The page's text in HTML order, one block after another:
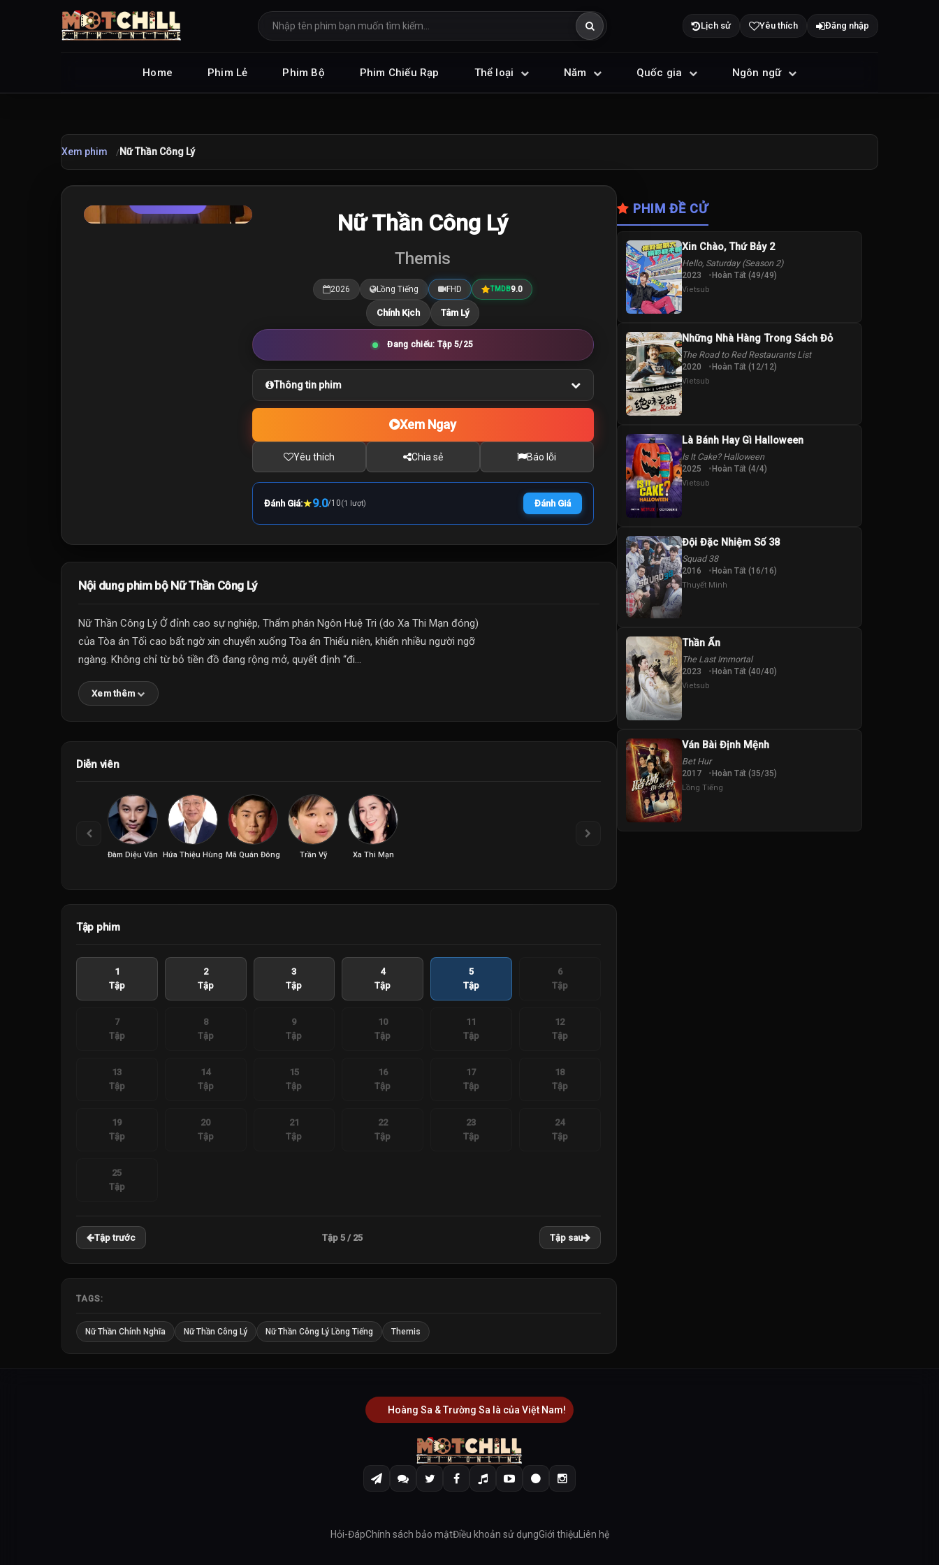
Lịch sử Yêu thích Đăng nhập
Home Phim Lẻ Phim Bộ Phim Chiếu Rạp Thể loại Năm Quốc gia Ngôn ngữ
Xem phim Nữ Thần Công Lý
9.0 Nữ Thần Công Lý
Themis
2026 Lồng Tiếng FHD TMDB9.0
Chính Kịch Tâm Lý
Đang chiếu: Tập 5/25
Thông tin phim
Xem Ngay
Yêu thích Chia sẻ Báo lỗi
Đánh Giá:★9.0/10(1 lượt) Đánh Giá
Nội dung phim bộ Nữ Thần Công Lý
Nữ Thần Công Lý Ở đỉnh cao sự nghiệp, Thẩm phán Ngôn Huệ Tri (do Xa Thi Mạn đóng)
của Tòa án Tối cao bất ngờ xin chuyển xuống Tòa án Thiếu niên, khiến nhiều người ngỡ
ngàng. Không chỉ từ bỏ tiền đồ đang rộng mở, quyết định “đi...
Xem thêm
Diễn viên
Đàm Diệu Văn Hứa Thiệu Hùng Mã Quán Đông Trần Vỹ Xa Thi Mạn
Tập phim
1
Tập
2
Tập
3
Tập
4
Tập
5
Tập
6
Tập
7
Tập
8
Tập
9
Tập
10
Tập
11
Tập
12
Tập
13
Tập
14
Tập
15
Tập
16
Tập
17
Tập
18
Tập
19
Tập
20
Tập
21
Tập
22
Tập
23
Tập
24
Tập
25
Tập
Tập trước Tập 5 / 25 Tập sau
TAGS:
Nữ Thần Chính Nghĩa Nữ Thần Công Lý Nữ Thần Công Lý Lồng Tiếng Themis
PHIM ĐỀ CỬ
Xin Chào, Thứ Bảy 2
Hello, Saturday (Season 2)
2023 Hoàn Tất (49/49)
Vietsub
Những Nhà Hàng Trong Sách Đỏ
The Road to Red Restaurants List
2020 Hoàn Tất (12/12)
Vietsub
Là Bánh Hay Gì Halloween
Is It Cake? Halloween
2025 Hoàn Tất (4/4)
Vietsub
Đội Đặc Nhiệm Số 38
Squad 38
2016 Hoàn Tất (16/16)
Thuyết Minh
Thần Ẩn
The Last Immortal
2023 Hoàn Tất (40/40)
Vietsub
Ván Bài Định Mệnh
Bet Hur
2017 Hoàn Tất (35/35)
Lồng Tiếng
Hoàng Sa & Trường Sa là của Việt Nam!
Hỏi-ĐápChính sách bảo mậtĐiều khoản sử dụngGiới thiệuLiên hệ